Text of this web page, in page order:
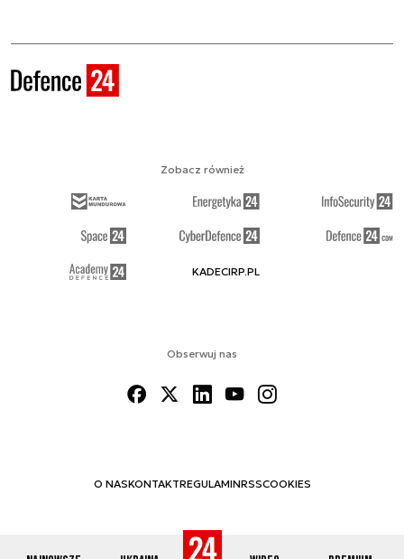
Obserwuj nas
O NASKONTAKTREGULAMINRSSCOOKIES
Zobacz również
KADECIRP.PL